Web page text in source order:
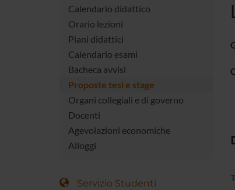
Calendario didattico
Orario lezioni
Piani didattici
Calendario esami
Bacheca avvisi
Proposte tesi e stage
Organi collegiali e di governo
Docenti
Agevolazioni economiche
Alloggi
Servizio Studenti